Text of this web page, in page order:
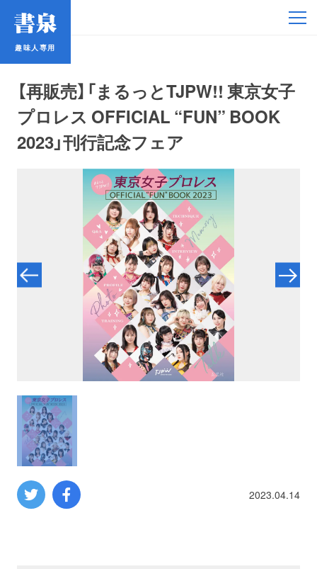
趣味人専用
【再販売】「まるっとTJPW!! 東京女子
プロレス OFFICIAL “FUN” BOOK
2023」刊行記念フェア
2023.04.14
趣味人専用
コミック・ラノベ
コンピューター
ミリタリー
その他